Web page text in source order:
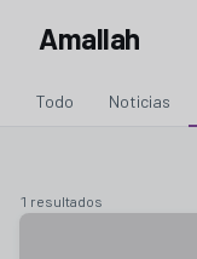
Amallah
Todo Noticias
1 resultados